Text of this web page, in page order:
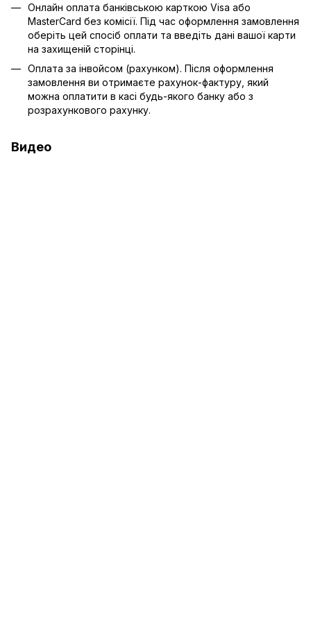
Онлайн оплата банківською карткою Visa або
MasterCard без комісії. Під час оформлення замовлення
оберіть цей спосіб оплати та введіть дані вашої карти
на захищеній сторінці.
Оплата за інвойсом (рахунком). Після оформлення
замовлення ви отримаєте рахунок-фактуру, який
можна оплатити в касі будь-якого банку або з
розрахункового рахунку.
Видео